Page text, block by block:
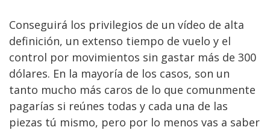
Conseguirá los privilegios de un vídeo de alta
definición, un extenso tiempo de vuelo y el
control por movimientos sin gastar más de 300
dólares. En la mayoría de los casos, son un
tanto mucho más caros de lo que comunmente
pagarías si reúnes todas y cada una de las
piezas tú mismo, pero por lo menos vas a saber